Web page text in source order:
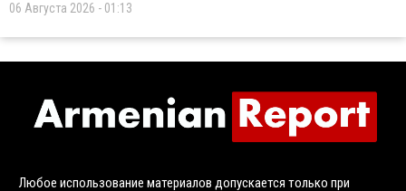
06 Августа 2026 - 01:13
Любое использование материалов допускается только при